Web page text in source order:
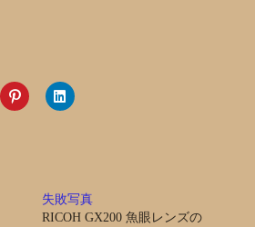
失敗写真
RICOH GX200 魚眼レンズの